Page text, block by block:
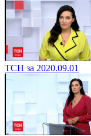
ТСН за 2020.09.01